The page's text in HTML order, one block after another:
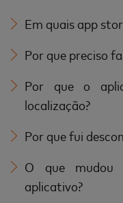
Em quais app
Por que preciso
Por que o
localização?
Por que fui
O que mudou
aplicativo?